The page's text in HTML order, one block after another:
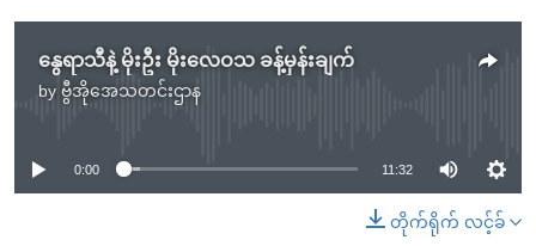
ကြည့်
ရှာဖွေ
ဘာသာစကားများ
နွေရာသီနဲ့ မိုးဦး မိုးလေဝသ ခန့်မှန်းချက်
by ဗွီအိုအေသတင်းဌာန
No media source currently available
0:00 11:32
တိုက်ရိုက် လင့်ခ်